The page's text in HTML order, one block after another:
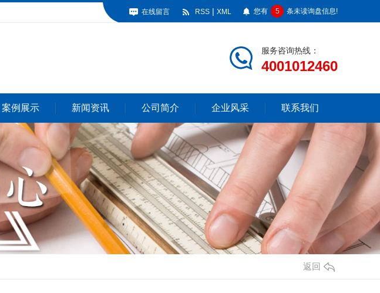
在线留言 RSS | XML 您有 5 条未读询盘信息!
服务咨询热线：
4001012460
案例展示 新闻资讯 公司简介 企业风采 联系我们
返回